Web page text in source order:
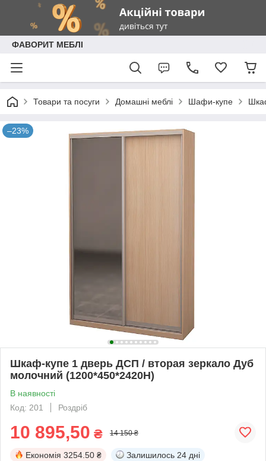
ФАВОРИТ МЕБЛІ
Товари та посуги Домашні меблі Шафи-купе
–23%
Шкаф-купе 1 дверь ДСП / вторая зеркало Дуб
молочний (1200*450*2420Н)
В наявності
Код: 201
Роздріб
10 895,50 ₴ 14 150 ₴
Економія 3254.50 ₴ Залишилось 24 дні